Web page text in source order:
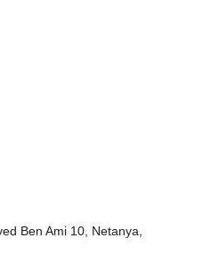
Ben Ami 10, Netanya,